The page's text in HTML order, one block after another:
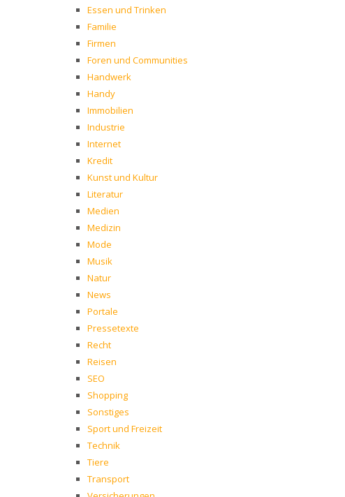
Essen und Trinken
Familie
Firmen
Foren und Communities
Handwerk
Handy
Immobilien
Industrie
Internet
Kredit
Kunst und Kultur
Literatur
Medien
Medizin
Mode
Musik
Natur
News
Portale
Pressetexte
Recht
Reisen
SEO
Shopping
Sonstiges
Sport und Freizeit
Technik
Tiere
Transport